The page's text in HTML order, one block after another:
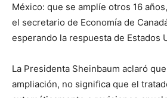
México: que se amplíe otros 16
el secretario de Economía de
esperando la respuesta de Estados
La Presidenta Sheinbaum aclaró
ampliación, no significa que el